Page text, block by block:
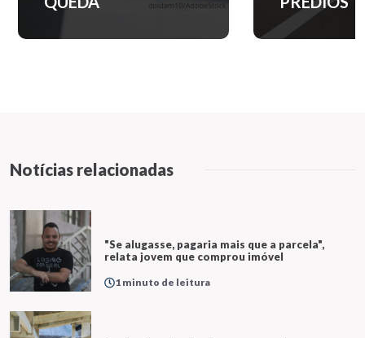
Notícias relacionadas
"Se alugasse, pagaria mais que a parcela",
relata jovem que comprou imóvel
1 minuto de leitura